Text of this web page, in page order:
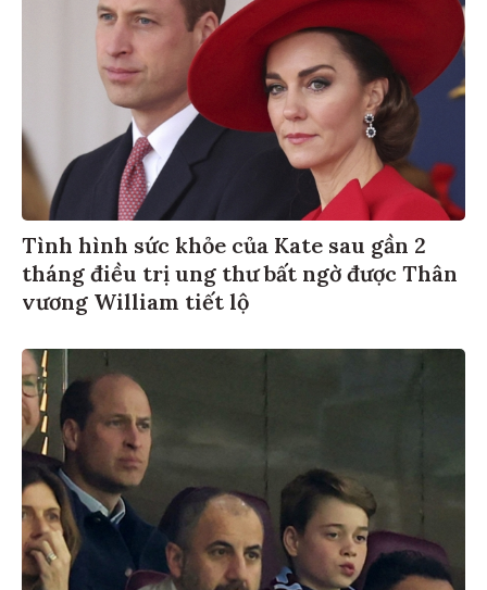
Tình hình sức khỏe của Kate sau gần 2
tháng điều trị ung thư bất ngờ được Thân
vương William tiết lộ